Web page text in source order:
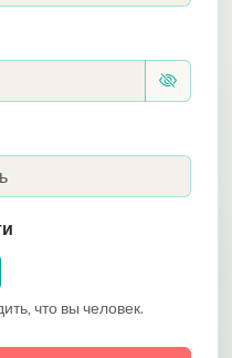
что вы человек.